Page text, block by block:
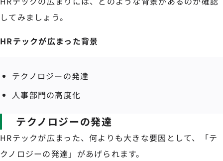
してみましょう。
HRテックが広まった背景
テクノロジーの発達
人事部門の高度化
テクノロジーの発達
HRテックが広まった、何よりも大きな要因として、「テ
クノロジーの発達」があげられます。